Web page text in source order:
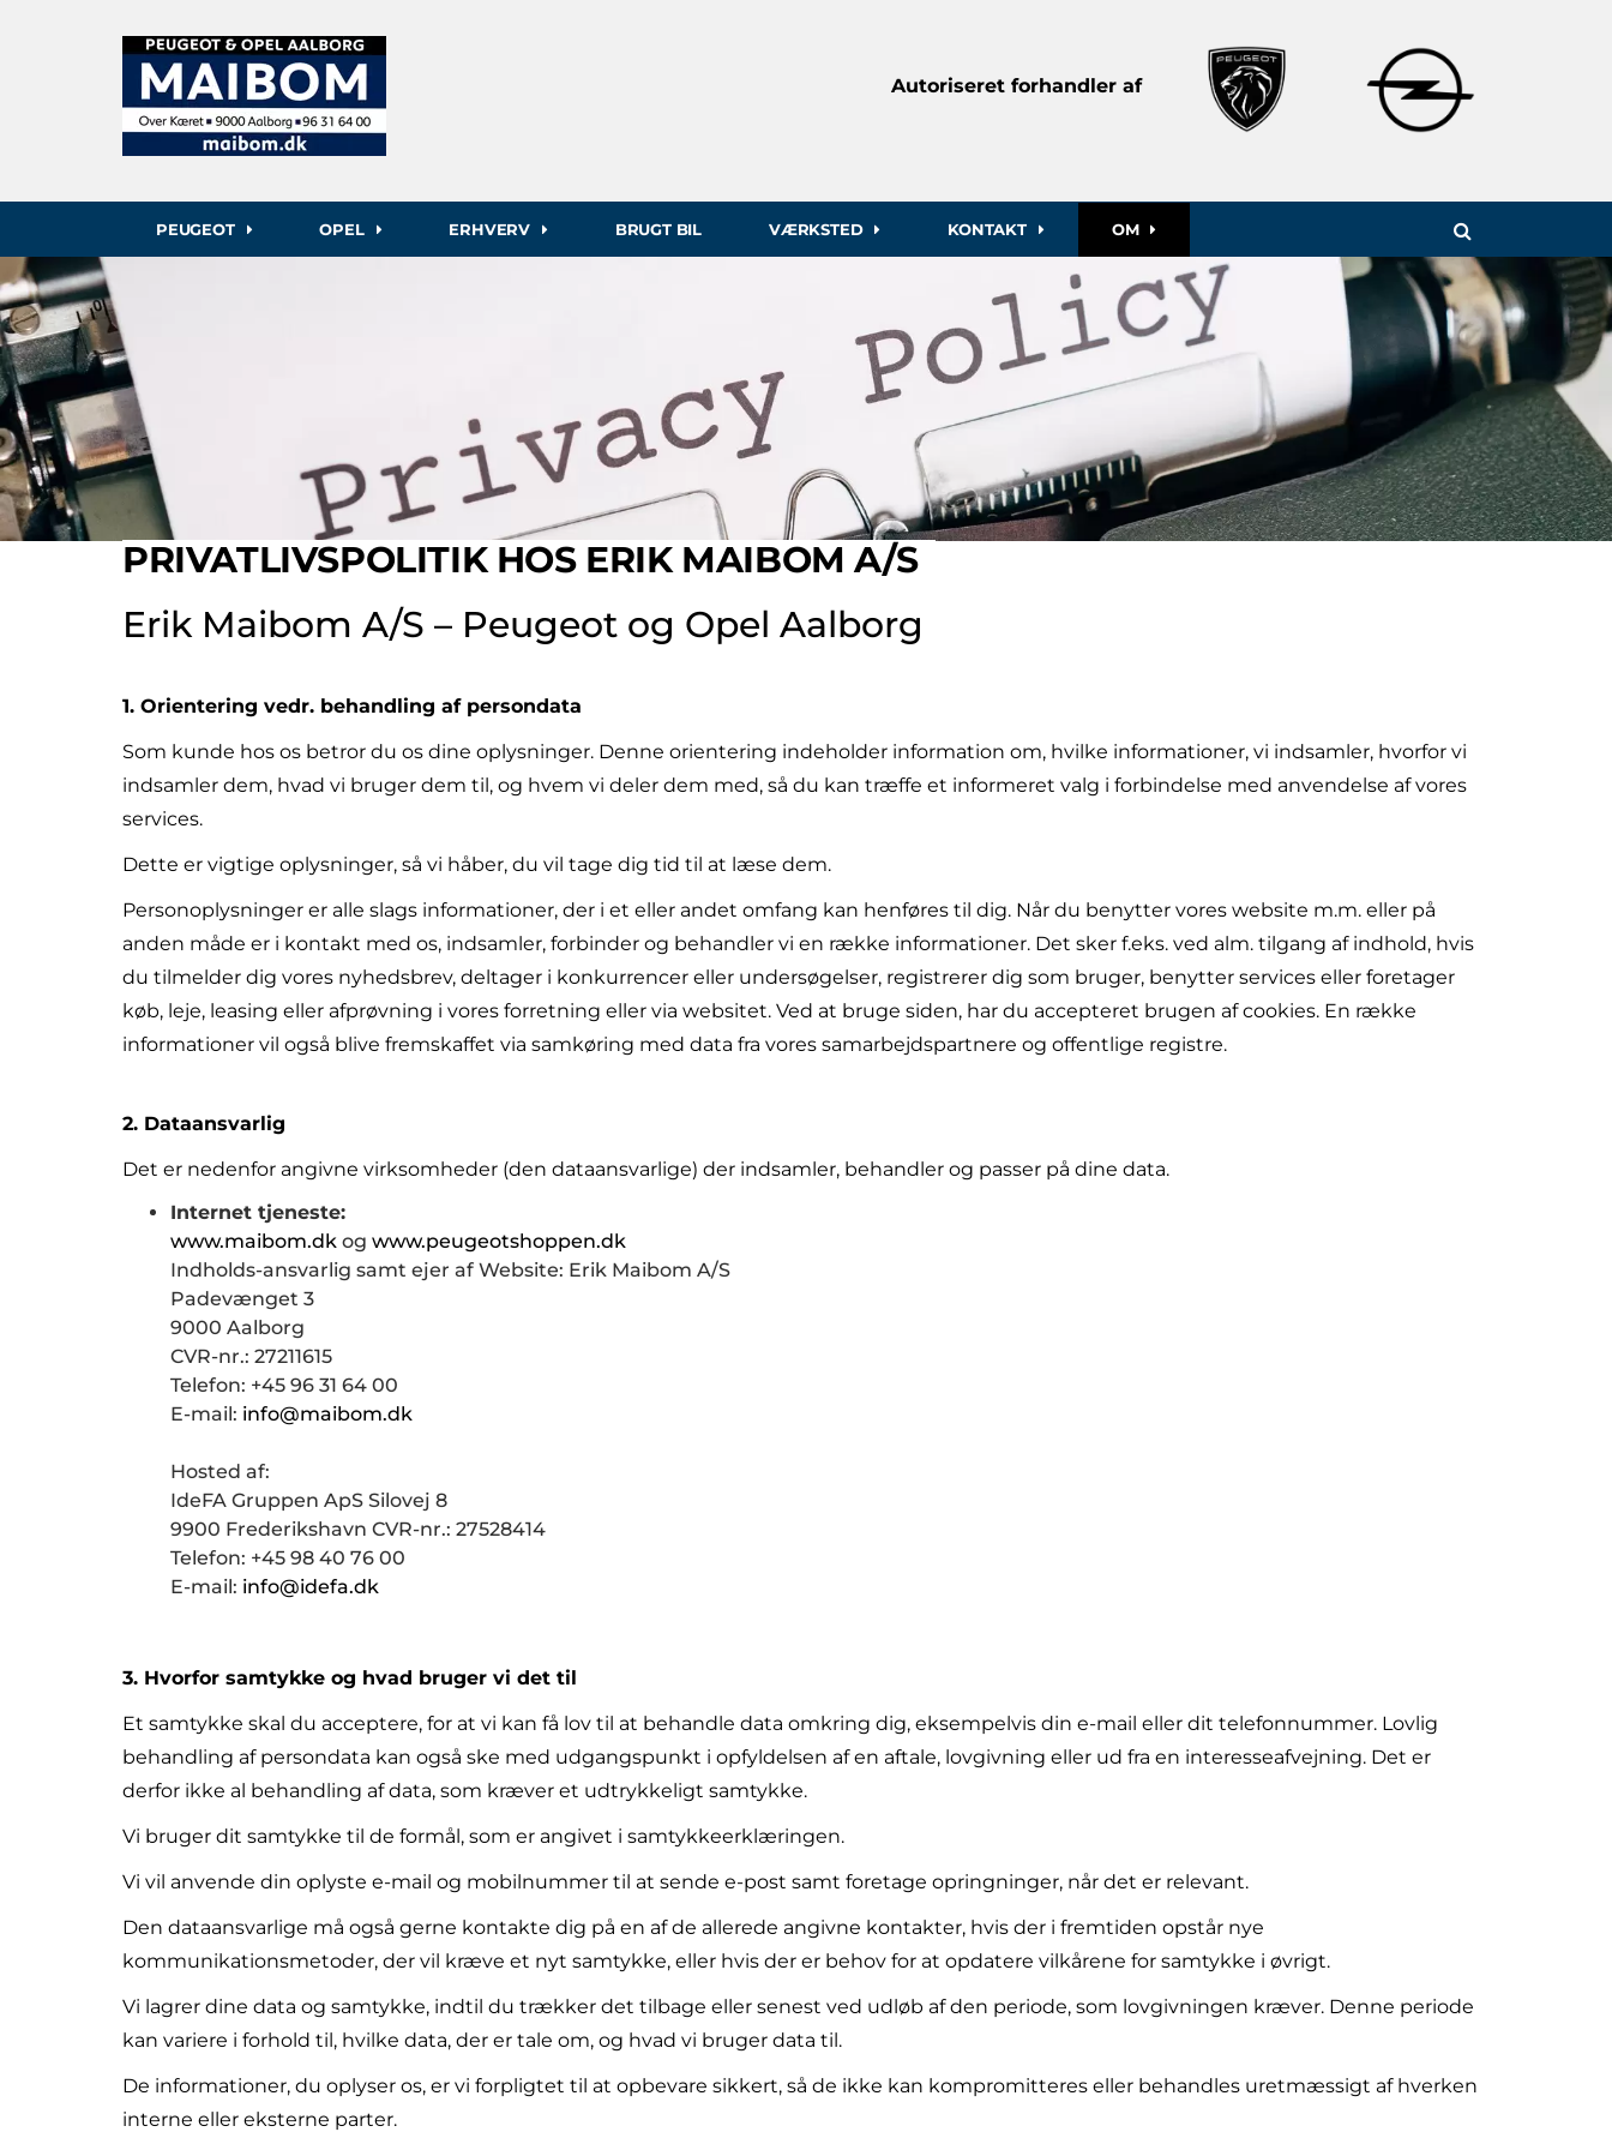
Autoriseret forhandler af
PEUGEOT OPEL ERHVERV BRUGT BIL VÆRKSTED KONTAKT OM
PRIVATLIVSPOLITIK HOS ERIK MAIBOM A/S
Erik Maibom A/S – Peugeot og Opel Aalborg
1. Orientering vedr. behandling af persondata
Som kunde hos os betror du os dine oplysninger. Denne orientering indeholder information om, hvilke informationer, vi indsamler, hvorfor vi
indsamler dem, hvad vi bruger dem til, og hvem vi deler dem med, så du kan træffe et informeret valg i forbindelse med anvendelse af vores
services.
Dette er vigtige oplysninger, så vi håber, du vil tage dig tid til at læse dem.
Personoplysninger er alle slags informationer, der i et eller andet omfang kan henføres til dig. Når du benytter vores website m.m. eller på
anden måde er i kontakt med os, indsamler, forbinder og behandler vi en række informationer. Det sker f.eks. ved alm. tilgang af indhold, hvis
du tilmelder dig vores nyhedsbrev, deltager i konkurrencer eller undersøgelser, registrerer dig som bruger, benytter services eller foretager
køb, leje, leasing eller afprøvning i vores forretning eller via websitet. Ved at bruge siden, har du accepteret brugen af cookies. En række
informationer vil også blive fremskaffet via samkøring med data fra vores samarbejdspartnere og offentlige registre.
2. Dataansvarlig
Det er nedenfor angivne virksomheder (den dataansvarlige) der indsamler, behandler og passer på dine data.
Internet tjeneste:
www.maibom.dk og www.peugeotshoppen.dk
Indholds-ansvarlig samt ejer af Website: Erik Maibom A/S
Padevænget 3
9000 Aalborg
CVR-nr.: 27211615
Telefon: +45 96 31 64 00
E-mail: info@maibom.dk
Hosted af:
IdeFA Gruppen ApS Silovej 8
9900 Frederikshavn CVR-nr.: 27528414
Telefon: +45 98 40 76 00
E-mail: info@idefa.dk
3. Hvorfor samtykke og hvad bruger vi det til
Et samtykke skal du acceptere, for at vi kan få lov til at behandle data omkring dig, eksempelvis din e-mail eller dit telefonnummer. Lovlig
behandling af persondata kan også ske med udgangspunkt i opfyldelsen af en aftale, lovgivning eller ud fra en interesseafvejning. Det er
derfor ikke al behandling af data, som kræver et udtrykkeligt samtykke.
Vi bruger dit samtykke til de formål, som er angivet i samtykkeerklæringen.
Vi vil anvende din oplyste e-mail og mobilnummer til at sende e-post samt foretage opringninger, når det er relevant.
Den dataansvarlige må også gerne kontakte dig på en af de allerede angivne kontakter, hvis der i fremtiden opstår nye
kommunikationsmetoder, der vil kræve et nyt samtykke, eller hvis der er behov for at opdatere vilkårene for samtykke i øvrigt.
Vi lagrer dine data og samtykke, indtil du trækker det tilbage eller senest ved udløb af den periode, som lovgivningen kræver. Denne periode
kan variere i forhold til, hvilke data, der er tale om, og hvad vi bruger data til.
De informationer, du oplyser os, er vi forpligtet til at opbevare sikkert, så de ikke kan kompromitteres eller behandles uretmæssigt af hverken
interne eller eksterne parter.